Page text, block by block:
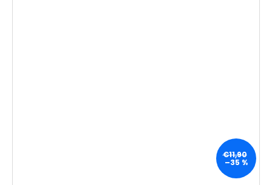
€11,90
–35 %